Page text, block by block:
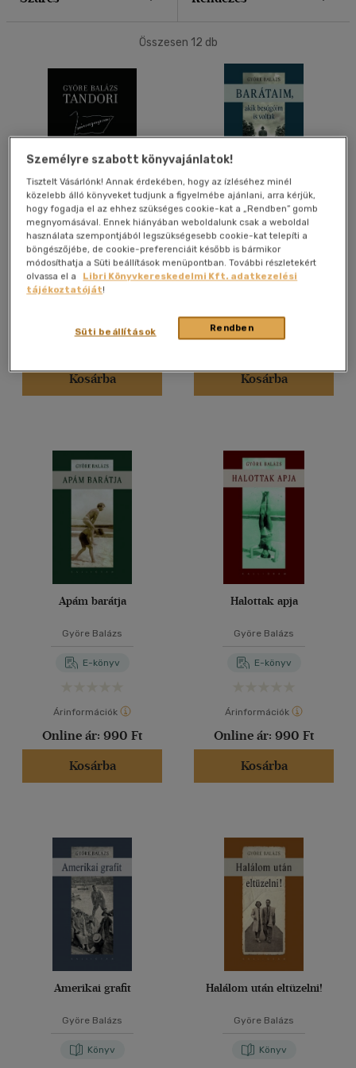
Összesen 12 db
Tandori
Györe Balázs- Kőbányai
János
Könyv
Kosárba
Barátaim, akik a besúgóim
is voltak
Györe Balázs
E-könyv
Árinformációk
Kosárba
Apám barátja
Györe Balázs
E-könyv
Árinformációk
Online ár: 990 Ft
Kosárba
Halottak apja
Györe Balázs
E-könyv
Árinformációk
Online ár: 990 Ft
Kosárba
Amerikai grafit
Györe Balázs
Könyv
Halálom után eltüzelni!
Györe Balázs
Könyv
Személyre szabott könyvajánlatok!
Tisztelt Vásárlónk! Annak érdekében, hogy az ízléséhez minél
közelebb álló könyveket tudjunk a figyelmébe ajánlani, arra kérjük,
hogy fogadja el az ehhez szükséges cookie-kat a „Rendben” gomb
megnyomásával. Ennek hiányában weboldalunk csak a weboldal
használata szempontjából legszükségesebb cookie-kat telepíti a
böngészőjébe, de cookie-preferenciáit később is bármikor
módosíthatja a Süti beállítások menüpontban. További részletekért
olvassa el a
Libri Könyvkereskedelmi Kft. adatkezelési
tájékoztatóját!
Rendben
Süti beállítások